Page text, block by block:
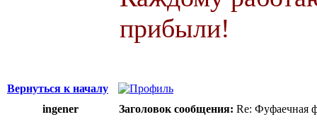
прибыли!
Вернуться к началу
ingener
Заголовок сообщения: Re: Фуфаечная